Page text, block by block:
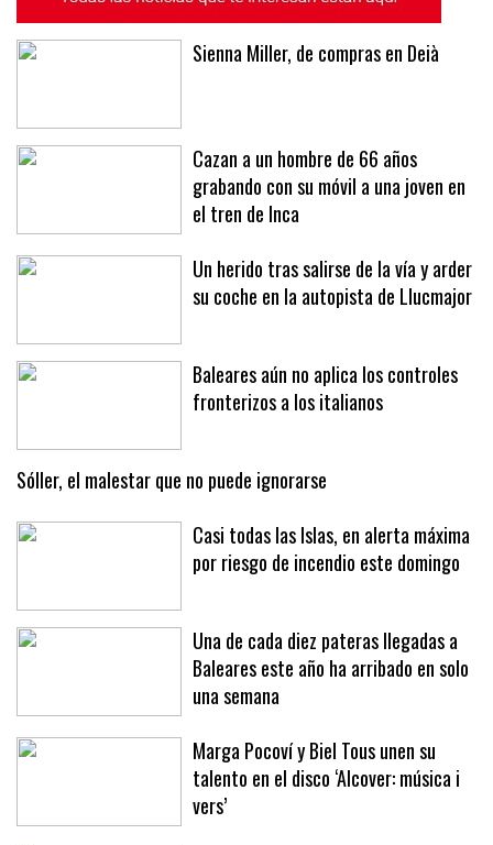
Sienna Miller, de compras en Deià
Cazan a un hombre de 66 años
grabando con su móvil a una joven en
el tren de Inca
Un herido tras salirse de la vía y arder
su coche en la autopista de Llucmajor
Baleares aún no aplica los controles
fronterizos a los italianos
Sóller, el malestar que no puede ignorarse
Casi todas las Islas, en alerta máxima
por riesgo de incendio este domingo
Una de cada diez pateras llegadas a
Baleares este año ha arribado en solo
una semana
Marga Pocoví y Biel Tous unen su
talento en el disco ‘Alcover: música i
vers’